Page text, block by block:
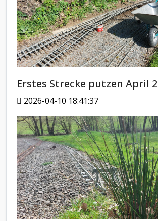
Erstes Strecke putzen April
2026-04-10 18:41:37